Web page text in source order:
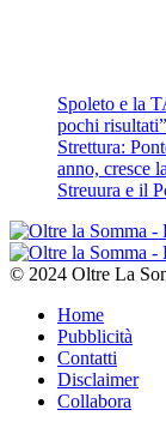
Spoleto e la
pochi risultati”
Strettura:
anno, cresce
Streuura e il
© 2024 Oltre La
Home
Pubblicità
Contatti
Disclaimer
Collabora